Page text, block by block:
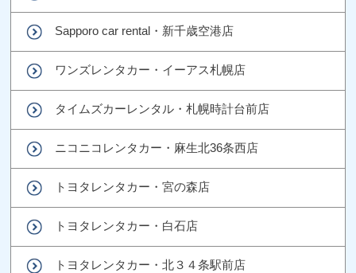
Sapporo car rental・新千歳空港店
ワンズレンタカー・イーアス札幌店
タイムズカーレンタル・札幌時計台前店
ニコニコレンタカー・麻生北36条西店
トヨタレンタカー・宮の森店
トヨタレンタカー・白石店
トヨタレンタカー・北３４条駅前店